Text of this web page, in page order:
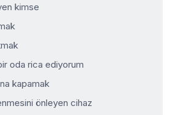
kimse
oda rica ediyorum
kapamak
önleyen cihaz